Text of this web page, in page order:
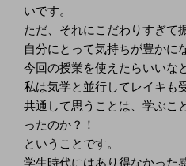
いです。
ただ、それにこだわりすぎて
自分にとって気持ちが豊かに
今回の授業を使えたらいいな
私は気学と並行してレイキも
共通して思うことは、学ぶこ
ったのか？！
ということです。
学生時代にはあり得なかった